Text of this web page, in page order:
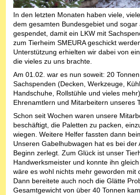
In den letzten Monaten haben viele,
dem gesamten Bundesgebiet und sogar
gespendet, damit ein LKW mit
zum Tierheim SMEURA geschickt
Unterstützung erhielten wir dabei von
die vieles zu uns brachte.
Am 01.02. war es nun soweit: 20
Sachspenden (Decken, Werkzeuge,
Handschuhe, Rollstühle und vieles
Ehrenamtlern und Mitarbeitern unseres
Schon seit Wochen waren unsere
beschäftigt, die Paletten zu packen,
wiegen. Weitere Helfer fassten dann
Unseren Gabelhubwagen hat es bei der
Beginn zerlegt. Zum Glück ist unser
Handwerksmeister und konnte ihn
wäre es wohl nichts mehr geworden mit
Dann bereitete auch noch die Glätte
Gesamtgewicht von über 40 Tonnen